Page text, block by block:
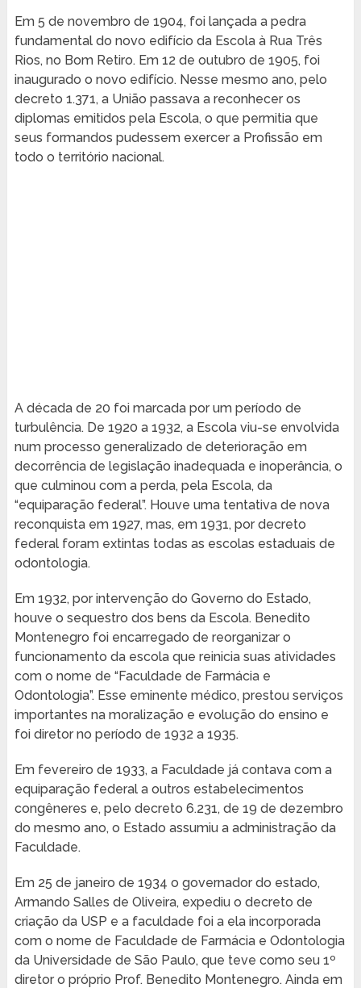
Em 5 de novembro de 1904, foi lançada a pedra
fundamental do novo edifício da Escola à Rua Três
Rios, no Bom Retiro. Em 12 de outubro de 1905, foi
inaugurado o novo edifício. Nesse mesmo ano, pelo
decreto 1.371, a União passava a reconhecer os
diplomas emitidos pela Escola, o que permitia que
seus formandos pudessem exercer a Profissão em
todo o território nacional.
A década de 20 foi marcada por um período de
turbulência. De 1920 a 1932, a Escola viu-se envolvida
num processo generalizado de deterioração em
decorrência de legislação inadequada e inoperância, o
que culminou com a perda, pela Escola, da
“equiparação federal”. Houve uma tentativa de nova
reconquista em 1927, mas, em 1931, por decreto
federal foram extintas todas as escolas estaduais de
odontologia.
Em 1932, por intervenção do Governo do Estado,
houve o sequestro dos bens da Escola. Benedito
Montenegro foi encarregado de reorganizar o
funcionamento da escola que reinicia suas atividades
com o nome de “Faculdade de Farmácia e
Odontologia”. Esse eminente médico, prestou serviços
importantes na moralização e evolução do ensino e
foi diretor no período de 1932 a 1935.
Em fevereiro de 1933, a Faculdade já contava com a
equiparação federal a outros estabelecimentos
congêneres e, pelo decreto 6.231, de 19 de dezembro
do mesmo ano, o Estado assumiu a administração da
Faculdade.
Em 25 de janeiro de 1934 o governador do estado,
Armando Salles de Oliveira, expediu o decreto de
criação da USP e a faculdade foi a ela incorporada
com o nome de Faculdade de Farmácia e Odontologia
da Universidade de São Paulo, que teve como seu 1º
diretor o próprio Prof. Benedito Montenegro. Ainda em